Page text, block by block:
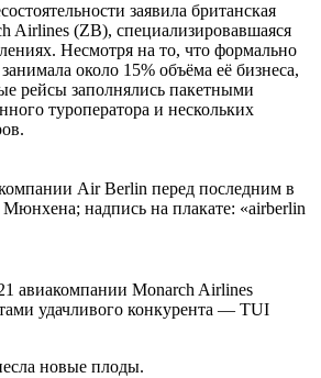
заявила британская
Airlines (ZB), специализировавшаяся
Несмотря на то, что формально
около 15% объёма её бизнеса,
рейсы заполнялись пакетными
туроператора и нескольких
Air Berlin перед последним в
Мюнхена; надпись на плакате: «airberlin
авиакомпании Monarch Airlines
удачливого конкурента — TUI
новые плоды.